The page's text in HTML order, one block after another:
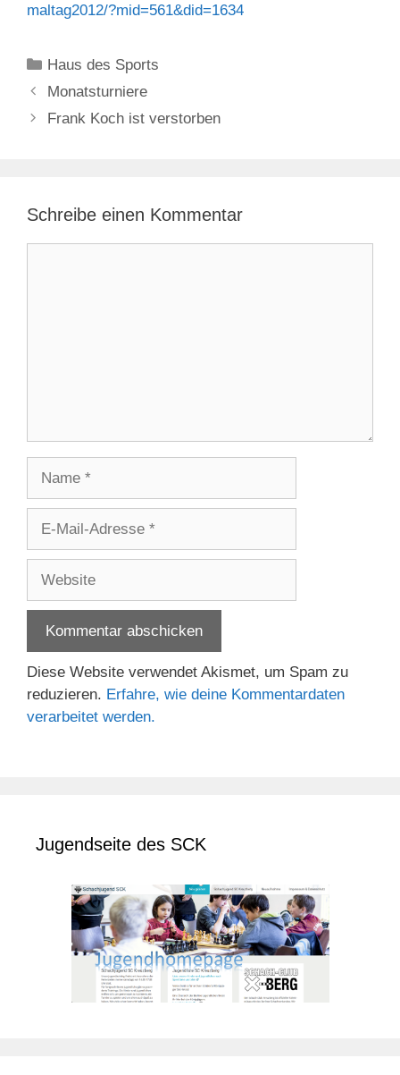
maltag2012/?mid=561&did=1634
Kategorien
Haus des Sports
Monatsturniere
Frank Koch ist verstorben
Schreibe einen Kommentar
Adresse
Diese Website verwendet Akismet, um Spam zu
reduzieren. Erfahre, wie deine Kommentardaten
verarbeitet werden.
Jugendseite des SCK